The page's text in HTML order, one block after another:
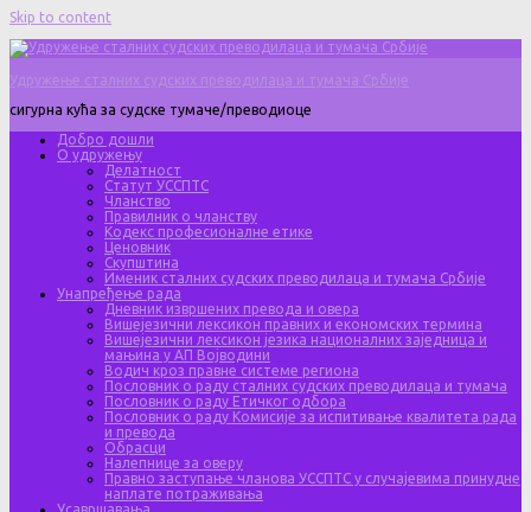
Skip to content
Удружење сталних судских преводилаца и тумача Србије
сигурна кућа за судске тумаче/преводиоце
Добро дошли
О удружењу
Делатност
Статут УССПТС
Чланство
Правилник о чланству
Кодекс професионалне етике
Ценовник
Скупштина
Именик сталних судских преводилаца и тумача Србије
Унапређење рада
Дневник извршених превода и овера
Вишејезични лексикон правних и економских термина
Вишејезични лексикон језика националних заједница и
мањина у АП Војводини
Водич кроз правне системе региона
Пословник о раду сталних судских преводилаца и тумача
Пословник о раду Етичког одбора
Пословник о раду Комисије за испитивање квалитета рада
и превода
Обрасци
Налепнице за оверу
Правно заступање чланова УССПТС у случајевима принудне
наплате потраживања